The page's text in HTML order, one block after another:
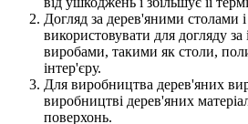
Догляд за дерев'яними столами
використовувати для догляду
виробами, такими як столи,
інтер'єру.
Для виробництва дерев'яних
виробництві дерев'яних
поверхонь.